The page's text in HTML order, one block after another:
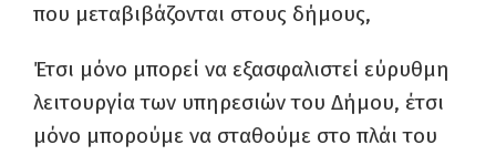
που μεταβιβάζονται στους δήμους,
Έτσι μόνο μπορεί να εξασφαλιστεί εύρυθμη
λειτουργία των υπηρεσιών του Δήμου, έτσι
μόνο μπορούμε να σταθούμε στο πλάι του